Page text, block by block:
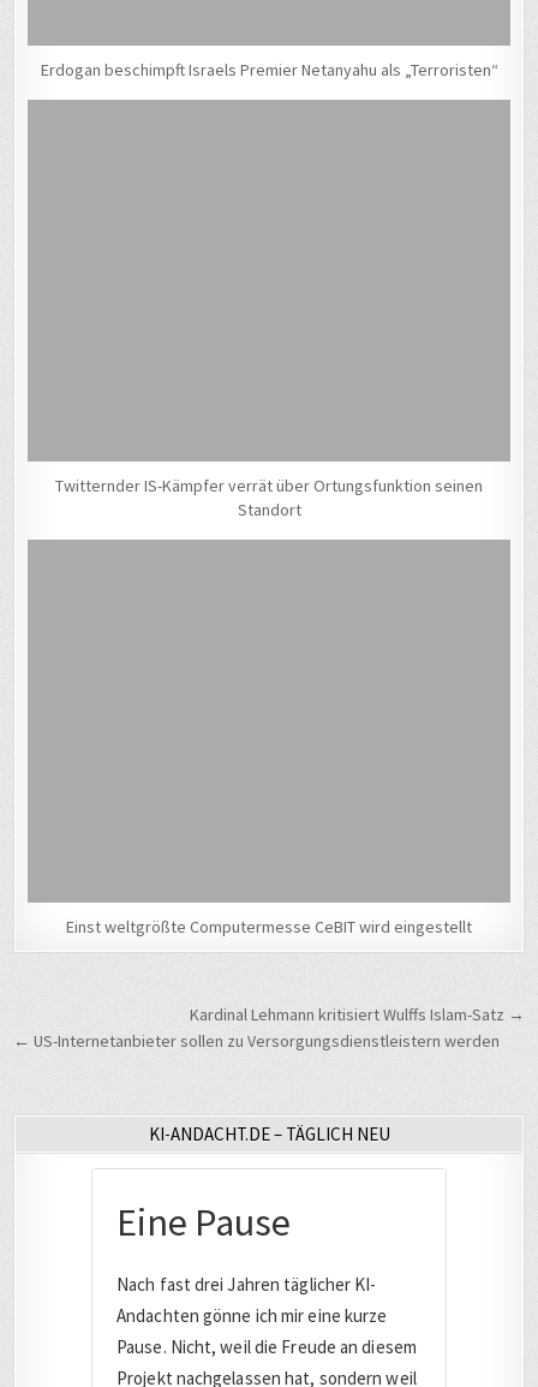
Erdogan beschimpft Israels Premier Netanyahu als „Terroristen“
Twitternder IS-Kämpfer verrät über Ortungsfunktion seinen
Standort
Einst weltgrößte Computermesse CeBIT wird eingestellt
BeitragsnavigationKardinal Lehmann kritisiert Wulffs Islam-Satz →
← US-Internetanbieter sollen zu Versorgungsdienstleistern werden
KI-ANDACHT.DE – TÄGLICH NEU